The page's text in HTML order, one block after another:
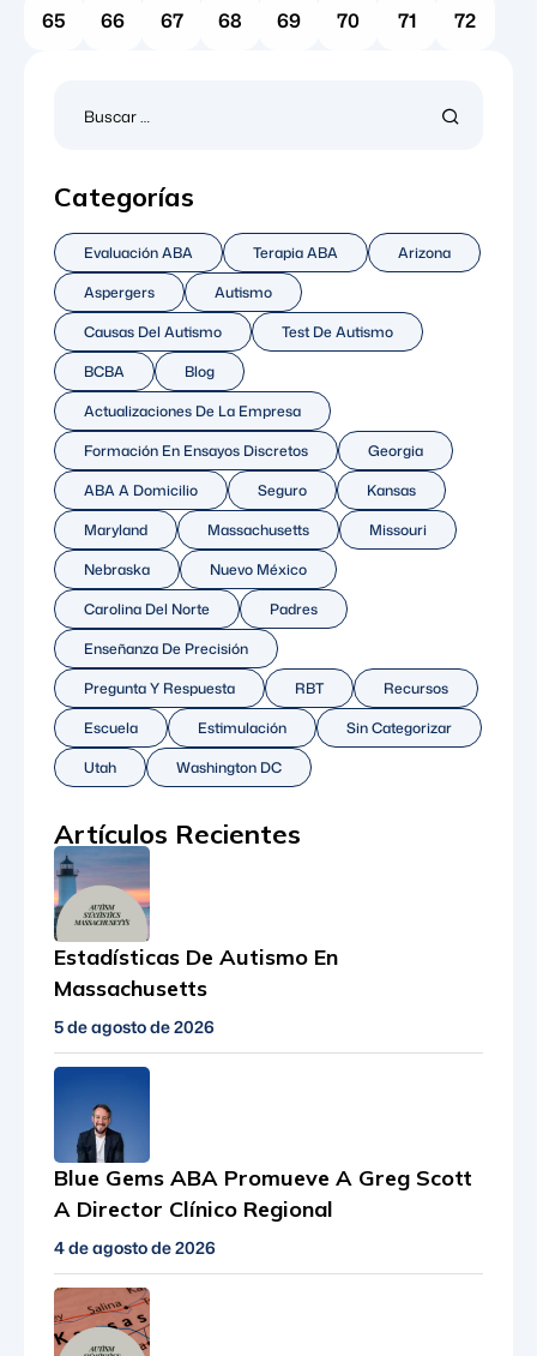
65 66 67 68 69 70 71 72
Categorías
Evaluación ABA Terapia ABA
Arizona
Aspergers
Autismo
Causas Del Autismo
Test De Autismo
BCBA
Blog
Actualizaciones De La Empresa
Formación En Ensayos Discretos
Georgia
ABA A Domicilio
Seguro
Kansas
Maryland
Massachusetts
Missouri
Nebraska
Nuevo México
Carolina Del Norte
Padres
Enseñanza De Precisión
Pregunta Y Respuesta
RBT
Recursos
Escuela
Estimulación
Sin Categorizar
Utah
Washington DC
Artículos Recientes
5 de agosto de 2026
Estadísticas De Autismo En
Massachusetts
4 de agosto de 2026
Blue Gems ABA Promueve A Greg Scott
A Director Clínico Regional